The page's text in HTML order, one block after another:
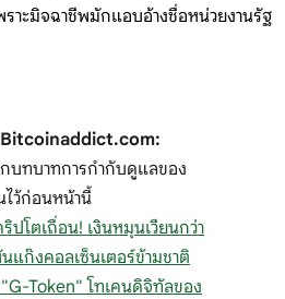
าะมิจฉาชีพมักแอบอ้างชื่อหน่วยงานรัฐ
Bitcoinaddict.com:
บทบาทการกำกับดูแลของ
ไว้ก่อนหน้านี้
โตเถื่อน! เงินหมุนเวียนกว่า
ก๊งคอลเซ็นเตอร์ข้ามชาติ
Token" โทเคนดิจิทัลของ